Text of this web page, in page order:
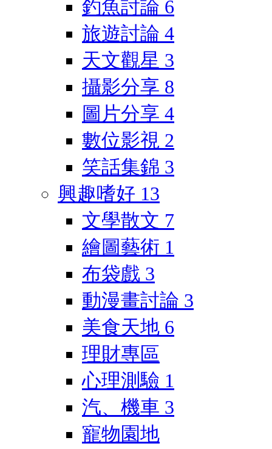
釣魚討論 6
旅遊討論 4
天文觀星 3
攝影分享 8
圖片分享 4
數位影視 2
笑話集錦 3
興趣嗜好 13
文學散文 7
繪圖藝術 1
布袋戲 3
動漫畫討論 3
美食天地 6
理財專區
心理測驗 1
汽、機車 3
寵物園地